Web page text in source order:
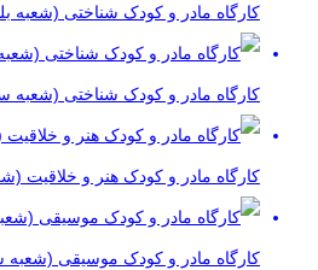
کارگاه مادر و کودک شناختی (شعبه
کارگاه مادر و کودک شناختی (شعبه
کارگاه مادر و کودک هنر و خلاقیت
کارگاه مادر و کودک موسیقی (شعبه